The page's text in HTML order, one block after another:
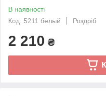
В наявності
Код: 5211 белый
Роздріб
2 210 ₴